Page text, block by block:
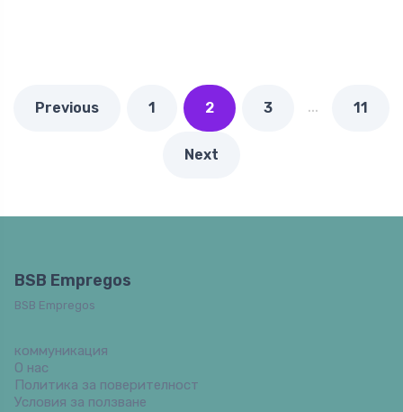
Previous 1 2 3 … 11
Next
BSB Empregos
BSB Empregos
коммуникация
О нас
Политика за поверителност
Условия за ползване